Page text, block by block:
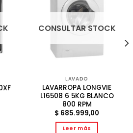
CONSULTAR STOCK
LAVADO
LAVARROPA LONGVIE
L16508 6 5KG BLANCO
800 RPM
$ 685.999,00
Leer más